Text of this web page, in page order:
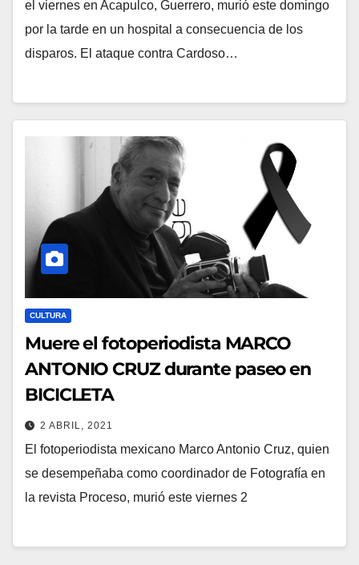
el viernes en Acapulco, Guerrero, murió este domingo
por la tarde en un hospital a consecuencia de los
disparos. El ataque contra Cardoso…
CULTURA
Muere el fotoperiodista MARCO
ANTONIO CRUZ durante paseo en
BICICLETA
2 ABRIL, 2021
El fotoperiodista mexicano Marco Antonio Cruz, quien
se desempeñaba como coordinador de Fotografía en
la revista Proceso, murió este viernes 2